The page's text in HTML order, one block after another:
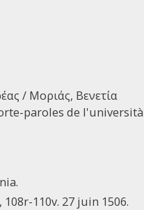
/ Μοριάς, Βενετία
paroles de
110v. 27 juin 1506.